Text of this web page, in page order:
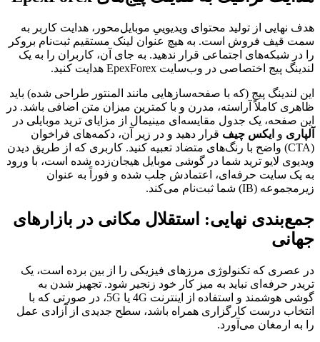
هدف نهایی از تولید محتوای ویدیوییِ موبایل‌محور، هدایت کاربر به
سمت قیف فروش است. به هیچ عنوان لینک مستقیم ثبت‌نام بروکر
را در شبکه‌های اجتماعی قرار ندهید. به جای آن، کاربران را به یک
لندینگ پیج اختصاصی در وب‌سایت EpexForex هدایت کنید.
این لندینگ پیج (که با صفحه‌سازهایی مانند المنتور طراحی شده) باید
ظاهری کاملاً آراسته، مدرن و با کمترین میزان متن اضافی باشد. در
این صفحه، یک جدول مقایسه‌ای مینیمال از مزایای ترید موبایلی در
آلپاری و ایکس چیف قرار دهید و در زیر آن، دکمه‌های فراخوان
(CTA) واضح با رنگ‌های متضاد تعبیه کنید. کاربری که از طریق دیدن
ویدیوی لایو ترید شما در گوشی موبایل هیجان‌زده شده است، با ورود
به یک سایت حرفه‌ای، اعتمادش جلب شده و فوراً به عنوان
زیرمجموعه (IB) شما ثبت‌نام می‌کند.
جمع‌بندی نهایی: استقلال مکانی در بازارهای
جهانی
در عصری که تکنولوژی مرزهای فیزیکی را از بین برده است، یک
تریدر حرفه‌ای نباید به میز کار خود زنجیر شود. تجهیز شدن به
گوشی هوشمند و استفاده از اینترنت 4G یا 5G، در صورتی که با
انتخاب درست کارگزاری همراه باشد، سطح جدیدی از آزادی عمل
را به ارمغان می‌آورد.